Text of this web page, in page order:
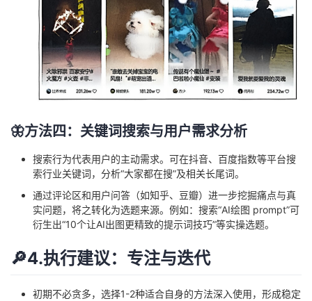
🦋方法四：关键词搜索与用户需求分析
搜索行为代表用户的主动需求。可在抖音、百度指数等平台搜
索行业关键词，分析“大家都在搜”及相关长尾词。
通过评论区和用户问答（如知乎、豆瓣）进一步挖掘痛点与真
实问题，将之转化为选题来源。例如：搜索“AI绘图 prompt”可
衍生出“10个让AI出图更精致的提示词技巧”等实操选题。
🔎4.执行建议：专注与迭代
初期不必贪多，选择1-2种适合自身的方法深入使用，形成稳定